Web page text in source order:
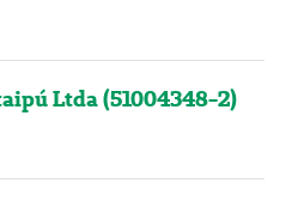
Ltda (51004348-2)